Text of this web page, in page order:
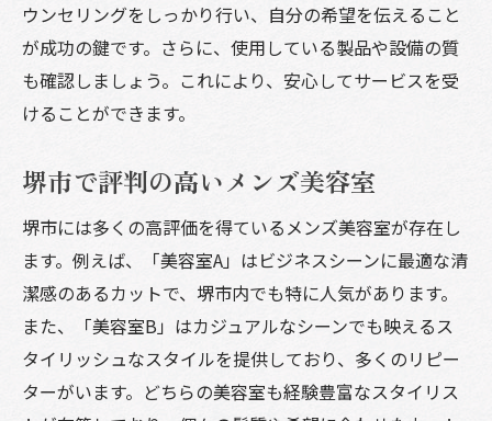
ウンセリングをしっかり行い、自分の希望を伝えること
が成功の鍵です。さらに、使用している製品や設備の質
も確認しましょう。これにより、安心してサービスを受
けることができます。
堺市で評判の高いメンズ美容室
堺市には多くの高評価を得ているメンズ美容室が存在し
ます。例えば、「美容室A」はビジネスシーンに最適な清
潔感のあるカットで、堺市内でも特に人気があります。
また、「美容室B」はカジュアルなシーンでも映えるス
タイリッシュなスタイルを提供しており、多くのリピー
ターがいます。どちらの美容室も経験豊富なスタイリス